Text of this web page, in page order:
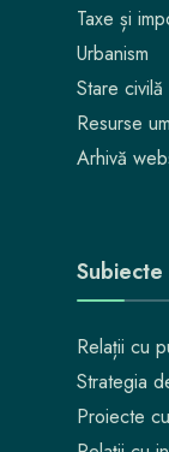
Taxe și
Urbanism
Stare civilă
Resurse
Arhivă
Subiecte
Relații cu
Strategia
Proiecte